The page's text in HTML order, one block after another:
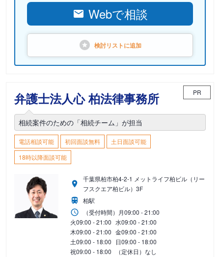
Webで相談
検討リストに追加
弁護士法人心 柏法律事務所 PR
相続案件のための「相続チーム」が担当
電話相談可能 初回面談無料
土日面談可能
18時以降面談可能
千葉県柏市柏4-2-1 メットライフ柏ビル（リー
フスクエア柏ビル）3F
柏駅
（受付時間） 月09:00 - 21:00
火09:00 - 21:00 水09:00 - 21:00
木09:00 - 21:00 金09:00 - 21:00
土09:00 - 18:00 日09:00 - 18:00
祝09:00 - 18:00 （定休日）なし